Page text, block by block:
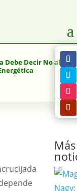
Debe Decir No al
Más